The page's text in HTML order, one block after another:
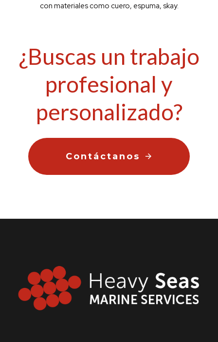
con materiales como cuero, espuma, skay.
¿Buscas un trabajo
profesional y
personalizado?
Contáctanos